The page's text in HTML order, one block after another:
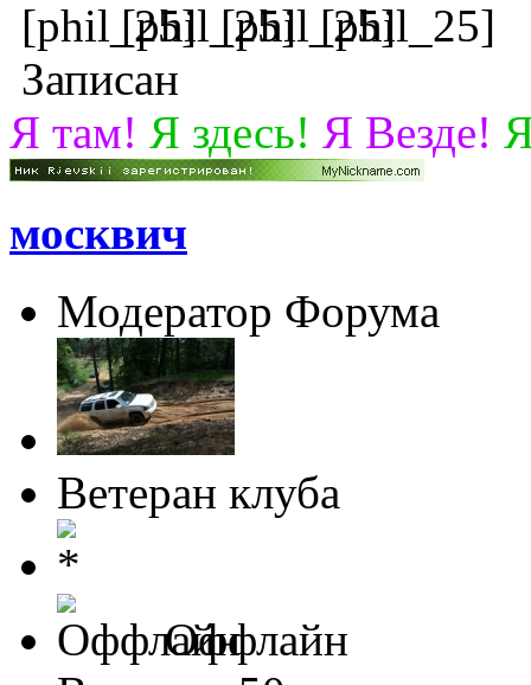
Записан
Я там! Я здесь! Я Везде!
москвич
Модератор Форума
Ветеран клуба
Оффлайн